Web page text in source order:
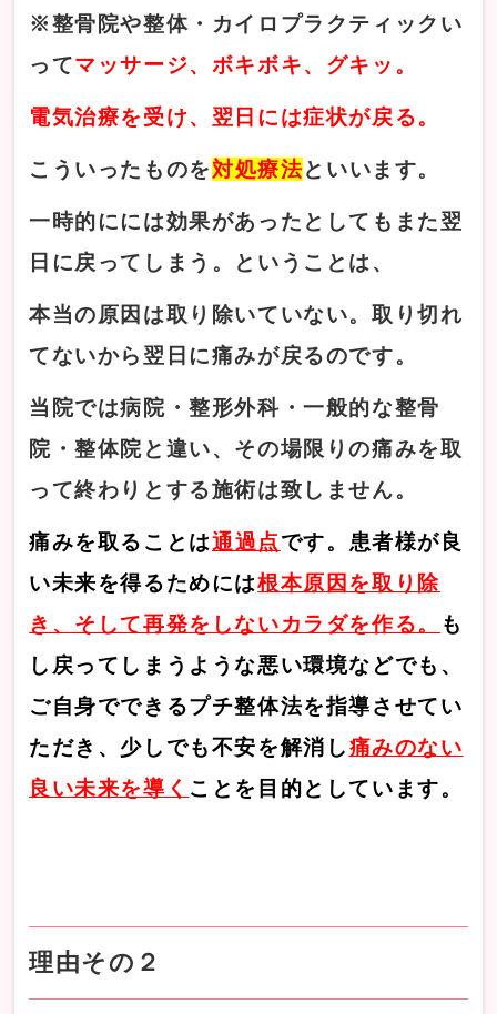
※整骨院や整体・カイロプラクティックい
ってマッサージ、ボキボキ、グキッ。
電気治療を受け、翌日には症状が戻る。
こういったものを対処療法といいます。
一時的にには効果があったとしてもまた翌
日に戻ってしまう。ということは、
本当の原因は取り除いていない。取り切れ
てないから翌日に痛みが戻るのです。
当院では病院・整形外科・一般的な整骨
院・整体院と違い、その場限りの痛みを取
って終わりとする施術は致しません。
痛みを取ることは通過点です。患者様が良
い未来を得るためには根本原因を取り除
き、そして再発をしないカラダを作る。
も
し戻ってしまうような悪い環境などでも、
ご自身でできるプチ整体法を指導させてい
ただき、少しでも不安を解消し痛みのない
良い未来を導く ことを目的としています。
理由その２